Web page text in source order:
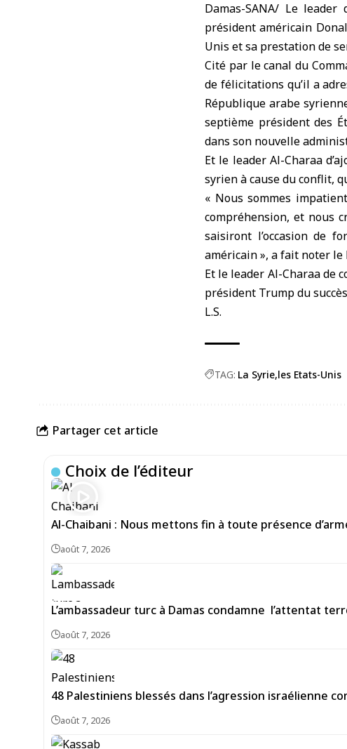
Damas-SANA/ Le
président américain
Unis et sa prestation de
Cité par le canal du
de félicitations qu’il a
République arabe
septième président des
dans son nouvelle
Et le leader Al-Charaa
syrien à cause du conflit,
« Nous sommes
compréhension, et nous
saisiront l’occasion de
américain », a fait noter le
Et le leader Al-Charaa de
président Trump du
L.S.
TAG: La Syrie les Etats-Unis
Partager cet article
Choix de l’éditeur
Al-Chaibani : Nous mettons fin à toute présence
août 7, 2026
L’ambassadeur turc à Damas condamne l’attentat
août 7, 2026
48 Palestiniens blessés dans l’agression israélienne
août 7, 2026